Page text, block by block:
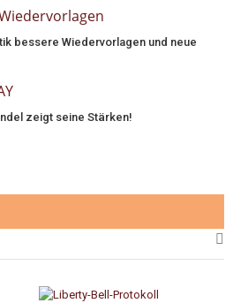
bessere Wiedervorlagen und neue
zeigt seine Stärken!